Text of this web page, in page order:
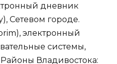
дневник
Сетевом городе.
электронный
системы,
Владивостока: